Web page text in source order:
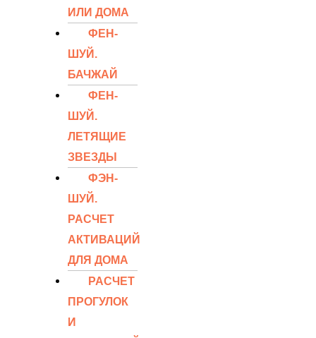
ИЛИ ДОМА
ФЕН-
ШУЙ.
БАЧЖАЙ
ФЕН-
ШУЙ.
ЛЕТЯЩИЕ
ЗВЕЗДЫ
ФЭН-
ШУЙ.
РАСЧЕТ
АКТИВАЦИЙ
ДЛЯ ДОМА
РАСЧЕТ
ПРОГУЛОК
И